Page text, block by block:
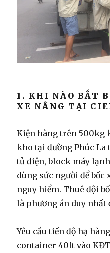
1. KHI NÀO BẮT
XE NÂNG TẠI
Kiện hàng trên 500kg
kho tại đường Phúc La
tủ điện, block máy
dùng sức người để bốc
nguy hiểm. Thuê đội
là phương án duy nhất
Yêu cầu tiến độ hạ
container 40ft vào